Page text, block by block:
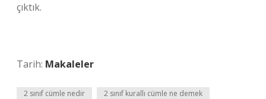
çıktık.
Tarih: Makaleler
2 sınıf cümle nedir 2 sınıf kurallı cümle ne demek